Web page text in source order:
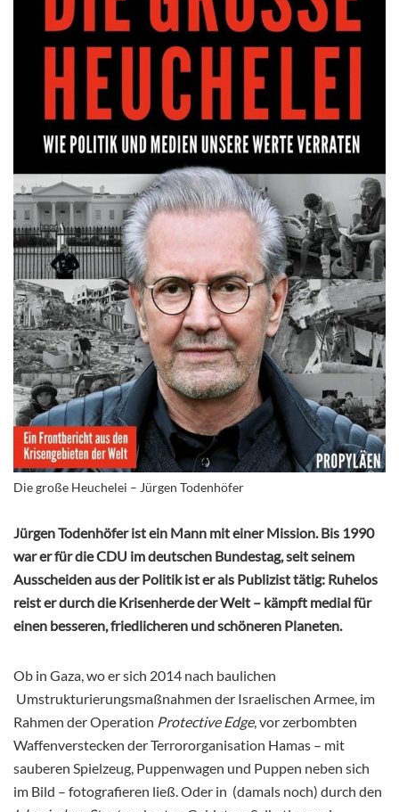
Die große Heuchelei – Jürgen Todenhöfer
Jürgen Todenhöfer ist ein Mann mit einer Mission. Bis 1990
war er für die CDU im deutschen Bundestag, seit seinem
Ausscheiden aus der Politik ist er als Publizist tätig: Ruhelos
reist er durch die Krisenherde der Welt – kämpft medial für
einen besseren, friedlicheren und schöneren Planeten.
Ob in Gaza, wo er sich 2014 nach baulichen
Umstrukturierungsmaßnahmen der Israelischen Armee, im
Rahmen der Operation Protective Edge, vor zerbombten
Waffenverstecken der Terrororganisation Hamas – mit
sauberen Spielzeug, Puppenwagen und Puppen neben sich
im Bild – fotografieren ließ. Oder in (damals noch) durch den